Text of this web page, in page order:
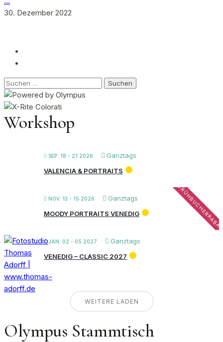
30. Dezember 2022
Suchen
nach:
Workshop
SEP. 18 - 21 2026
Ganztags
VALENCIA & PORTRAITS
NOV. 13 - 15 2026 Ganztags
MOODY PORTRAITS VENEDIG
JAN. 02 - 05 2027
Ganztags
VENEDIG – CLASSIC 2027
WEITERE LADEN
Olympus Stammtisch